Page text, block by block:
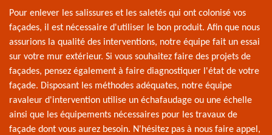
Pour enlever les salissures et les saletés qui ont colonisé vos
façades, il est nécessaire d'utiliser le bon produit. Afin que nous
assurions la qualité des interventions, notre équipe fait un essai
sur votre mur extérieur. Si vous souhaitez faire des projets de
façades, pensez également à faire diagnostiquer l'état de votre
façade. Disposant les méthodes adéquates, notre équipe
ravaleur d'intervention utilise un échafaudage ou une échelle
ainsi que les équipements nécessaires pour les travaux de
façade dont vous aurez besoin. N'hésitez pas à nous faire appel,